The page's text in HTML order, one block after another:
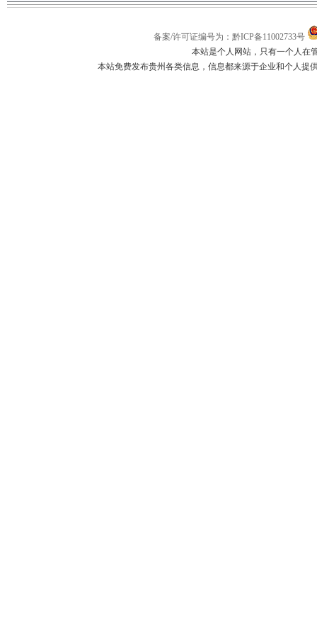
备案/许可证编号为：黔ICP备11002733号
本站是个人网站，只有一个人在
本站免费发布贵州各类信息，信息都来源于企业和个人提